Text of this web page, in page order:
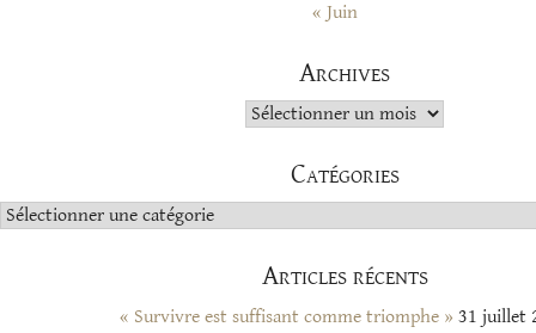
« Juin
Archives
Archives
Catégories
Catégories
Articles récents
« Survivre est suffisant comme triomphe » 31 juillet